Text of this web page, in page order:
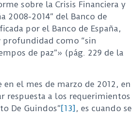
sobre la Crisis Financiera y
2008-2014” del Banco de
por el Banco de España,
como “sin
de paz”» (pág. 229 de la
en el mes de marzo de 2012, en
respuesta a los requerimientos
De Guindos” [13] , es cuando se